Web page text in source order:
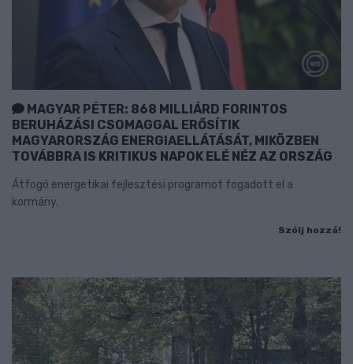
MAGYAR PÉTER: 868 MILLIÁRD FORINTOS
BERUHÁZÁSI CSOMAGGAL ERŐSÍTIK
MAGYARORSZÁG ENERGIAELLÁTÁSÁT, MIKÖZBEN
TOVÁBBRA IS KRITIKUS NAPOK ELÉ NÉZ AZ ORSZÁG
Átfogó energetikai fejlesztési programot fogadott el a
kormány.
Szólj hozzá!